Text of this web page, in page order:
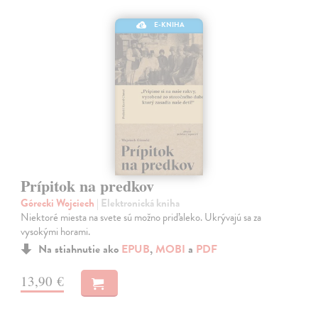
E-KNIHA
Prípitok na predkov
Górecki Wojciech | Elektronická kniha
Niektoré miesta na svete sú možno priďaleko. Ukrývajú sa za
vysokými horami.
Na stiahnutie ako EPUB, MOBI a PDF
13,90 €